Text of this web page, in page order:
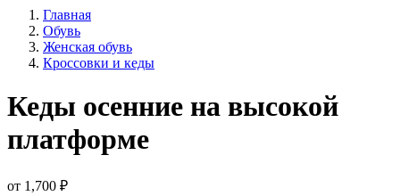
Главная
Обувь
Женская обувь
Кроссовки и кеды
Кеды осенние на высокой
платформе
от 1,700 ₽